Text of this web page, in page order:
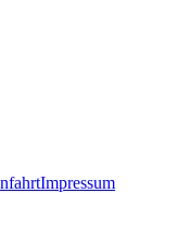
Impressum